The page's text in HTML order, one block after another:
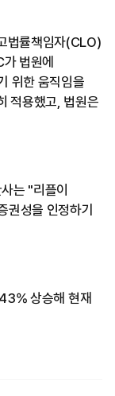
법률책임자(CLO)
법원에
위한 움직임을
적용했고, 법원은
는 "리플이
권성을 인정하기
상승해 현재